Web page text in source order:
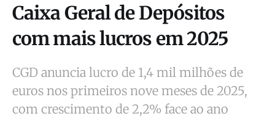
Caixa Geral de Depósitos
com mais lucros em 2025
CGD anuncia lucro de 1,4 mil milhões de
euros nos primeiros nove meses de 2025,
com crescimento de 2,2% face ao ano